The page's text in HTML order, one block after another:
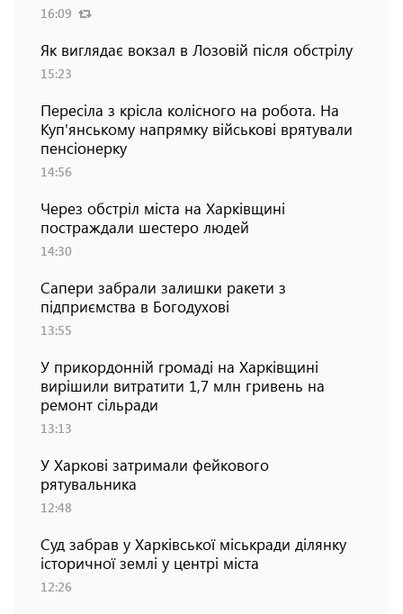
16:09
Як виглядає вокзал в Лозовій після обстрілу
15:23
Пересіла з крісла колісного на робота. На
Куп'янському напрямку військові врятували
пенсіонерку
14:56
Через обстріл міста на Харківщині
постраждали шестеро людей
14:30
Сапери забрали залишки ракети з
підприємства в Богодухові
13:55
У прикордонній громаді на Харківщині
вирішили витратити 1,7 млн гривень на
ремонт сільради
13:13
У Харкові затримали фейкового
рятувальника
12:48
Суд забрав у Харківської міськради ділянку
історичної землі у центрі міста
12:26